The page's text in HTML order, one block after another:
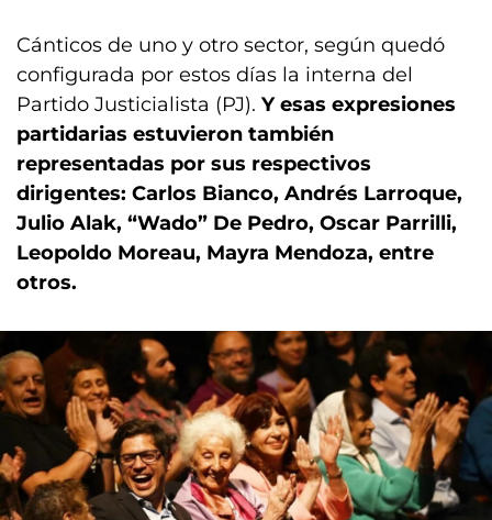
Cánticos de uno y otro sector, según quedó
configurada por estos días la interna del
Partido Justicialista (PJ). Y esas expresiones
partidarias estuvieron también
representadas por sus respectivos
dirigentes: Carlos Bianco, Andrés Larroque,
Julio Alak, “Wado” De Pedro, Oscar Parrilli,
Leopoldo Moreau, Mayra Mendoza, entre
otros.